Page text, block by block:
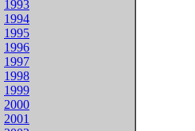
1993
1994
1995
1996
1997
1998
1999
2000
2001